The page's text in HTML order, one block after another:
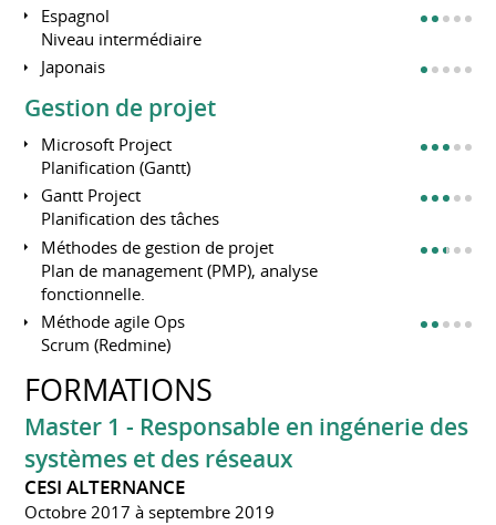
Espagnol
Niveau intermédiaire
Japonais
Gestion de projet
Microsoft Project
Planification (Gantt)
Gantt Project
Planification des tâches
Méthodes de gestion de projet
Plan de management (PMP), analyse
fonctionnelle.
Méthode agile Ops
Scrum (Redmine)
FORMATIONS
Master 1 - Responsable en ingénerie des
systèmes et des réseaux
CESI ALTERNANCE
Octobre 2017 à septembre 2019